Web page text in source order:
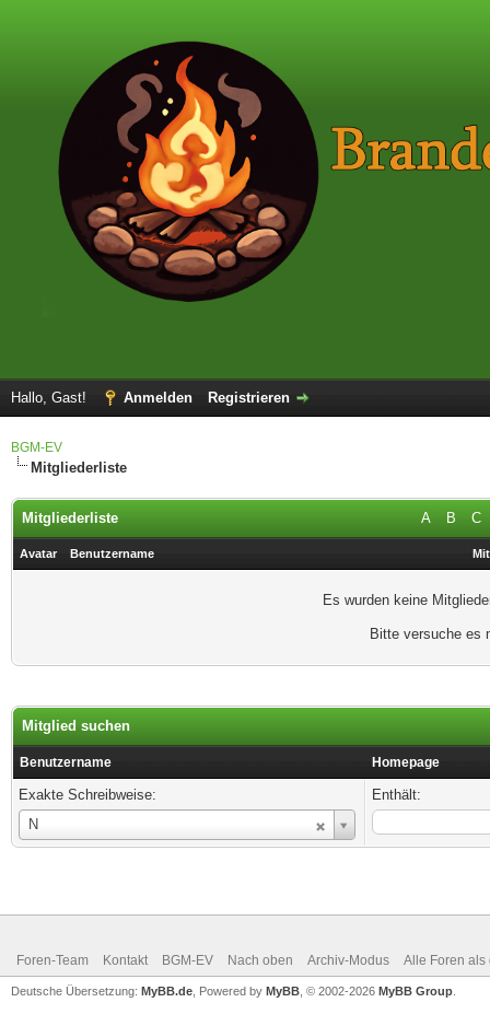
Hallo, Gast! Anmelden Registrieren
BGM-EV
Mitgliederliste
A B C
Mitgliederliste
Avatar Benutzername
Es wurden keine
Bitte versuche es
Mitglied suchen
Benutzername Homepage
Exakte Schreibweise:
N
Benutzername
Enthält:
Foren-Team Kontakt BGM-EV Nach oben Archiv-Modus Alle Foren als
Deutsche Übersetzung: MyBB.de , Powered by MyBB , © 2002-2026 MyBB Group